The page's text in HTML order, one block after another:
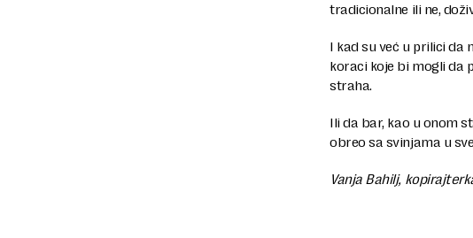
tradicionalne ili ne,
I kad su već u prilici da
koraci koje bi mogli da
straha.
Ili da bar, kao u onom
obreo sa svinjama u
Vanja Bahilj,